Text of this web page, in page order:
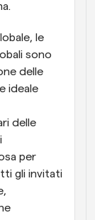
le
sono
delle
ideale
delle
per
gli invitati